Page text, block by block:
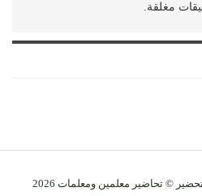
مغلقة.
© تحاضير معلمين ومعلمات